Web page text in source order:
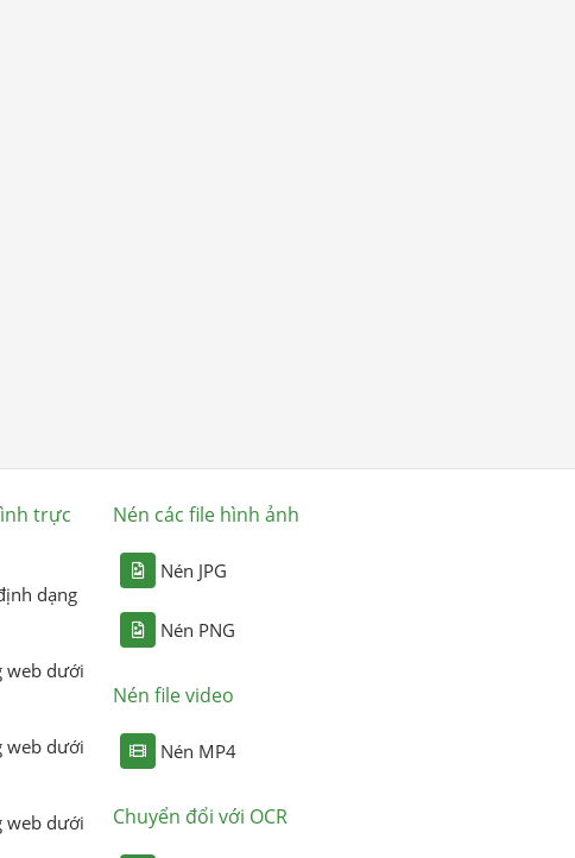
trực
dạng
web dưới
web dưới
web dưới
Nén các file hình ảnh
Nén JPG
Nén PNG
Nén file video
Nén MP4
Chuyển đổi với OCR